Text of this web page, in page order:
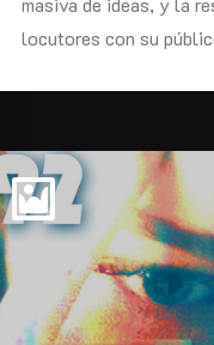
locutores con su